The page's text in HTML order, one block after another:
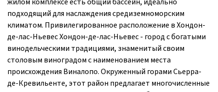
подходящий для наслаждения средиземноморским
климатом. Привилегированное расположение в Хондон-
де-лас-Ньевес Хондон-де-лас-Ньевес - город с богатыми
винодельческими традициями, знаменитый своим
столовым виноградом с наименованием места
происхождения Виналопо. Окруженный горами Сьерра-
де-Кревильенте, этот район предлагает многочисленные